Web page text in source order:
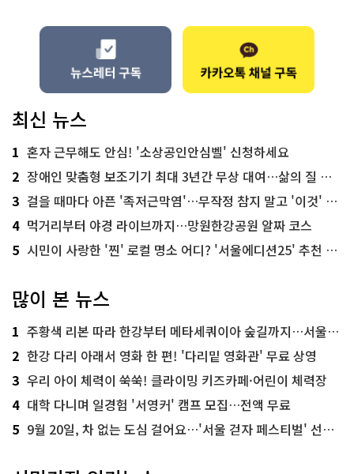
최신 뉴스
1 혼자 근무해도 안심! '소상공인안심벨' 신청하세요
2 장애인 맞춤형 보조기기 최대 3년간 무상 대여…삶의 질 높인다
3 걸을 때마다 아픈 '족저근막염'…무작정 참지 말고 '이것' 해보세요!
4 먹거리부터 야경 라이브까지…망원한강공원 알짜 코스
5 시민이 사랑한 '찐' 로컬 명소 어디? '서울에디션25' 추천 코스
많이 본 뉴스
1 주황색 리본 따라 한강부터 메타세쿼이아 숲길까지…서울둘레길 15코스
2 한강 다리 아래서 영화 한 편! '다리밑 영화관' 무료 상영
3 우리 아이 체력이 쑥쑥! 클라이밍 키즈카페·어린이 체력장
4 대학 다니며 일경험 '서영커' 캠프 모집…전액 무료
5 9월 20일, 차 없는 도심 걸어요…'서울 걷자 페스티벌' 선착순 5천명